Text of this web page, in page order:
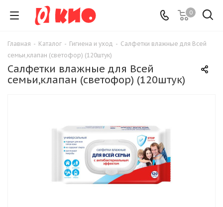
0
Главная - Каталог - Гигиена и уход - Салфетки влажные для Всей
семьи,клапан (светофор) (120штук)
Салфетки влажные для Всей
семьи,клапан (светофор) (120штук)